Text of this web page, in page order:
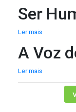
Ser
Ler mais
A Voz
Ler mais